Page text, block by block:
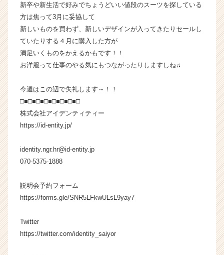
e
r
C
a
r
e
新卒や新生活で好みでちょうどいい値段のスーツを探している
方は焦って3月に妥協して
新しいものを買わず、新しいデザインが入ってきたりセールし
ていたりする４月に購入した方が
満足いくものをかえるかもです！！
お洋服って仕事のやる気にもつながったりしますしね♫
今週はこの辺で失礼します～！！
□■□■□■□■□■□■□■□
株式会社アイデンティティー
https://id-entity.jp/
identity.ngr.hr@id-entity.jp
070-5375-1888
説明会予約フォーム
https://forms.gle/SNR5LFkwULsL9yay7
Twitter
https://twitter.com/identity_saiyor